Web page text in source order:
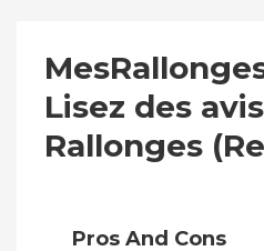
Lisez des
Rallonges
Pros And Cons